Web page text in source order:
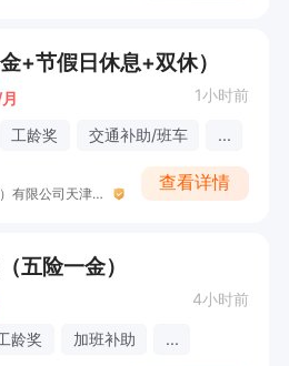
+节假日休息+双休）
1小时前
工龄奖 交通补助/班车 ...
五矿物业服务（南京）有限公司天津分公司
查看详情
五险一金）
4小时前
龄奖 加班补助 ...